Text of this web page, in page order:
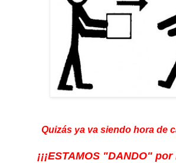
Quizás ya va siendo hora de
¡¡¡ESTAMOS "DANDO"